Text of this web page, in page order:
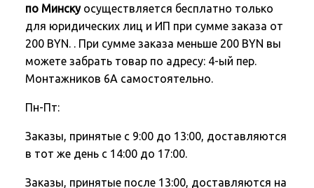
по Минскуосуществляется бесплатно только
для юридических лиц и ИП при сумме заказа от
200 BYN. . При сумме заказа меньше 200 BYN вы
можете забрать товар по адресу: 4-ый пер.
Монтажников 6А самостоятельно.
Пн-Пт:
Заказы, принятые с 9:00 до 13:00, доставляются
в тот же день с 14:00 до 17:00.
Заказы, принятые после 13:00, доставляются на